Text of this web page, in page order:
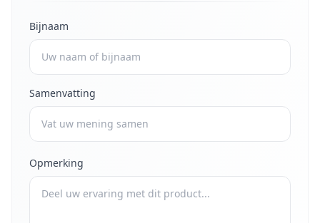
Bijnaam
Samenvatting
Opmerking